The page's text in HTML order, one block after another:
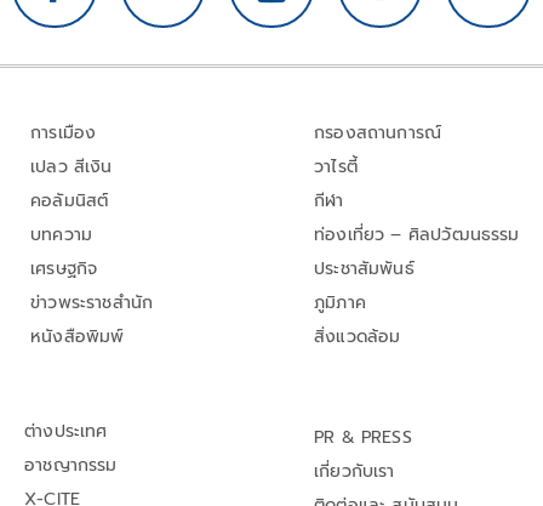
การเมือง
เปลว สีเงิน
คอลัมนิสต์
บทความ
เศรษฐกิจ
ข่าวพระราชสำนัก
หนังสือพิมพ์
กรองสถานการณ์
วาไรตี้
กีฬา
ท่องเที่ยว – ศิลปวัฒนธรรม
ประชาสัมพันธ์
ภูมิภาค
สิ่งแวดล้อม
ต่างประเทศ
อาชญากรรม
X-CITE
PR & PRESS
เกี่ยวกับเรา